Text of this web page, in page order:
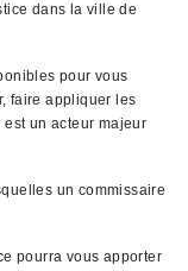
dans la ville de
pour vous
faire appliquer les
un acteur majeur
un commissaire
pourra vous apporter